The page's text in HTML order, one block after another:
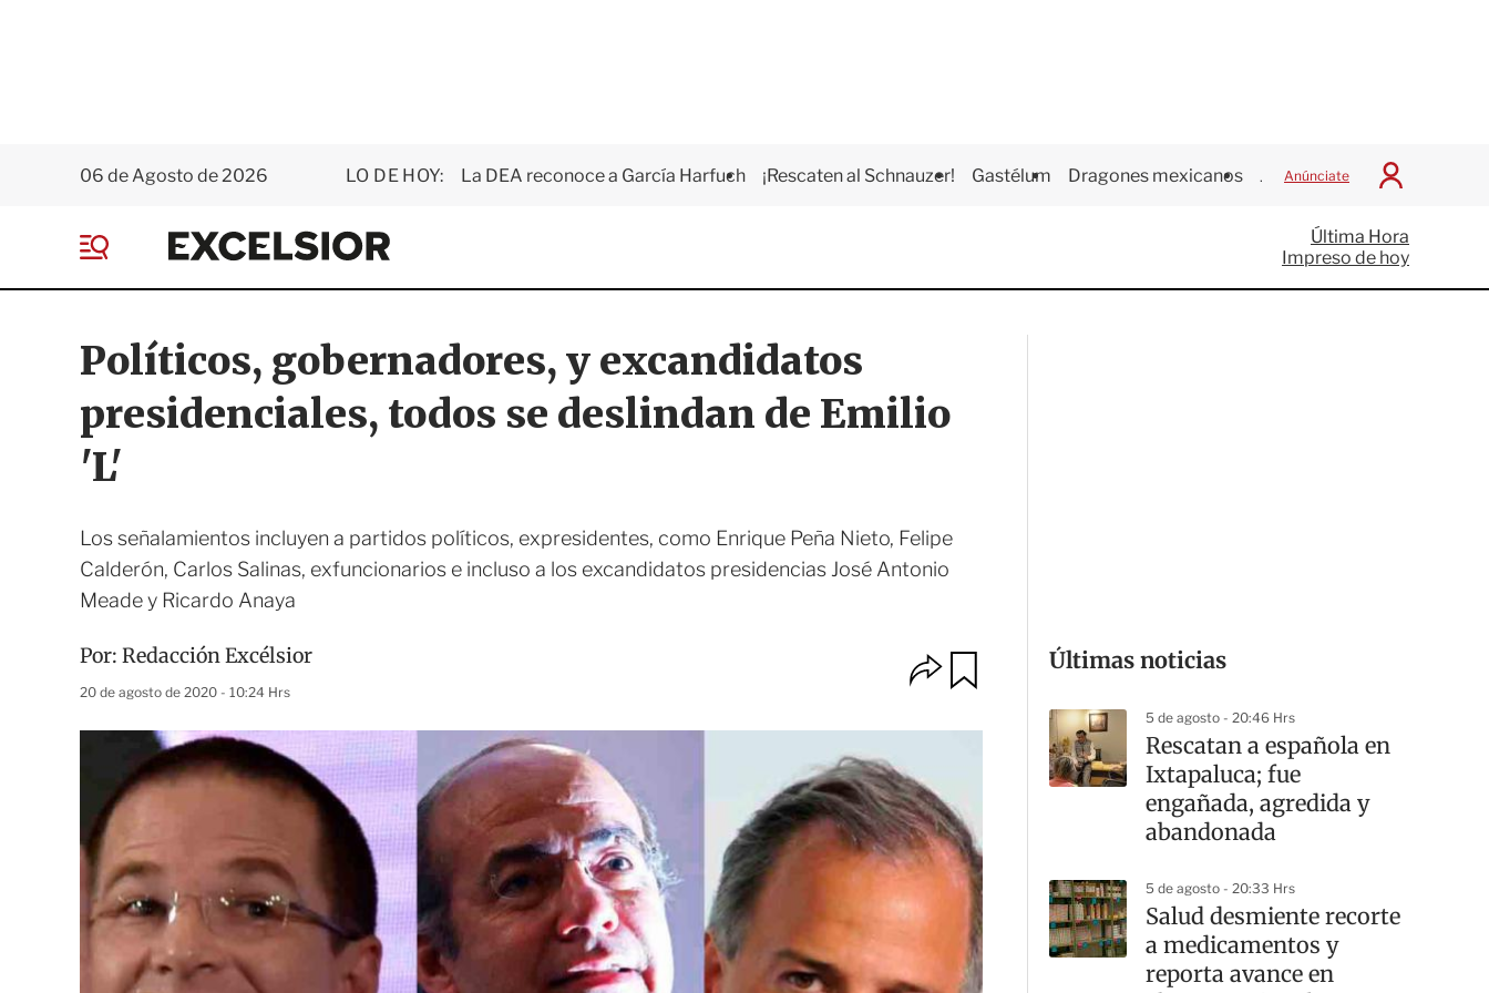
06 de Agosto de 2026 LO DE HOY: La DEA reconoce a García Harfuch ¡Rescaten al Schnauzer! Gastélum Dragones mexicanos Juegos Centroamericanos
Anúnciate
I
c
i
a
E
x
e
i
o
r
e
Última Hora
Impreso de hoy
Políticos, gobernadores, y excandidatos
presidenciales, todos se deslindan de Emilio
'L'
Los señalamientos incluyen a partidos políticos, expresidentes, como Enrique Peña Nieto, Felipe
Calderón, Carlos Salinas, exfuncionarios e incluso a los excandidatos presidencias José Antonio
Meade y Ricardo Anaya
Por: Redacción Excélsior
20 de agosto de 2020 - 10:24 Hrs
O
p
s
d
e
c
o
Últimas noticias
5 de agosto - 20:46 Hrs
Rescatan a española en
Ixtapaluca; fue
engañada, agredida y
abandonada
5 de agosto - 20:33 Hrs
Salud desmiente recorte
a medicamentos y
reporta avance en